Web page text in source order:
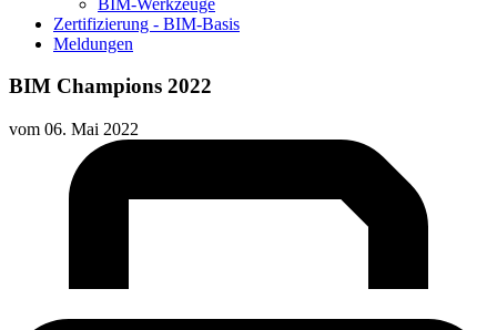
Zertifizierung - BIM-Basis
Meldungen
BIM Champions 2022
vom 06. Mai 2022